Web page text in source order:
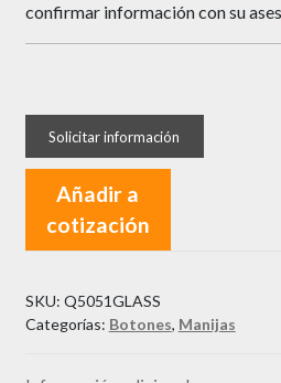
confirmar información con su
Añadir a
cotización
SKU: Q5051GLASS
Categorías: Botones, Manijas